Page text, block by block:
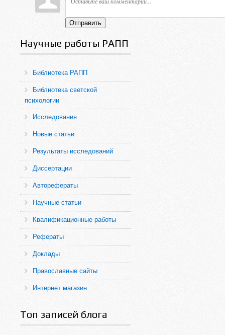
Отправить
Научные работы РАПП
Библиотека РАПП
Библиотека светской
психологии
Исследования
Новые статьи
Результаты исследований
Диссертации
Авторефераты
Научные статьи
Квалификационные работы
Рефераты
Доклады
Православные сайты
Интернет магазин
Топ записей блога